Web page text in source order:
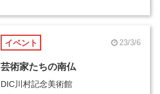
イベント 23/3/6
芸術家たちの南仏
DIC川村記念美術館